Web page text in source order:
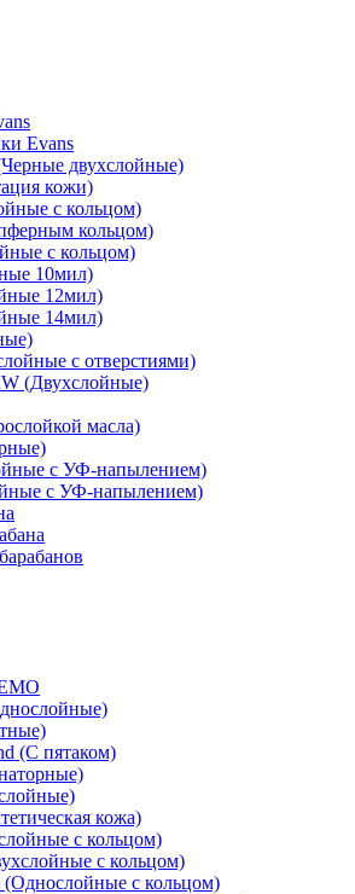
Evans
двухслойные)
кожи)
с кольцом)
кольцом)
с кольцом)
10мил)
12мил)
14мил)
с отверстиями)
(Двухслойные)
масла)
с УФ-напылением)
с УФ-напылением)
(С пятаком)
кожа)
с кольцом)
с кольцом)
(Однослойные с кольцом)